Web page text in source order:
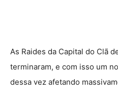
As Raides da Capital do Clã
terminaram, e com isso um
dessa vez afetando